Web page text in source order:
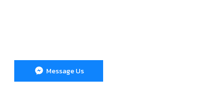
Message Us